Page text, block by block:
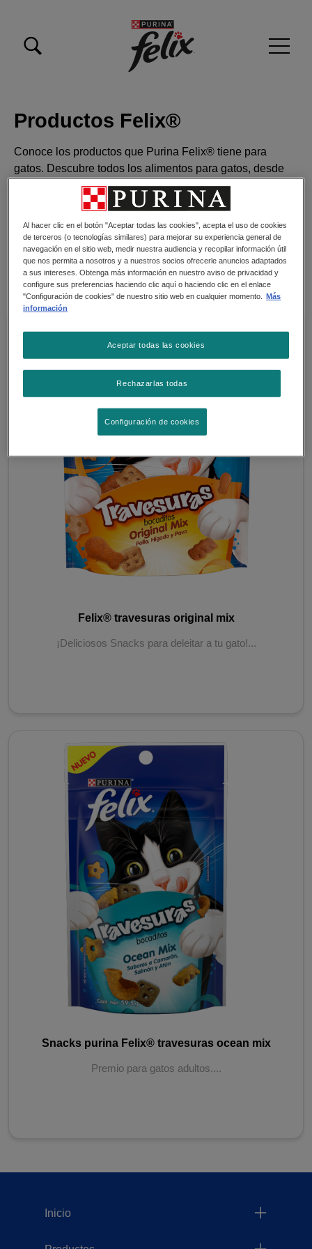
Productos Felix®
Conoce los productos que Purina Felix® tiene para
gatos. Descubre todos los alimentos para gatos, desde
alimento húmedo hasta alimento seco.
Filtros
Felix® travesuras original mix
¡Deliciosos Snacks para deleitar a tu gato!...
Snacks purina Felix® travesuras ocean mix
Premio para gatos adultos....
Inicio
Al hacer clic en el botón "Aceptar todas las cookies", acepta el uso de cookies
de terceros (o tecnologías similares) para mejorar su experiencia general de
navegación en el sitio web, medir nuestra audiencia y recopilar información útil
que nos permita a nosotros y a nuestros socios ofrecerle anuncios adaptados
a sus intereses. Obtenga más información en nuestro aviso de privacidad y
configure sus preferencias haciendo clic aquí o haciendo clic en el enlace
"Configuración de cookies" de nuestro sitio web en cualquier momento.
Más
información
Rechazarlas todas
Aceptar todas las cookies
Configuración de cookies